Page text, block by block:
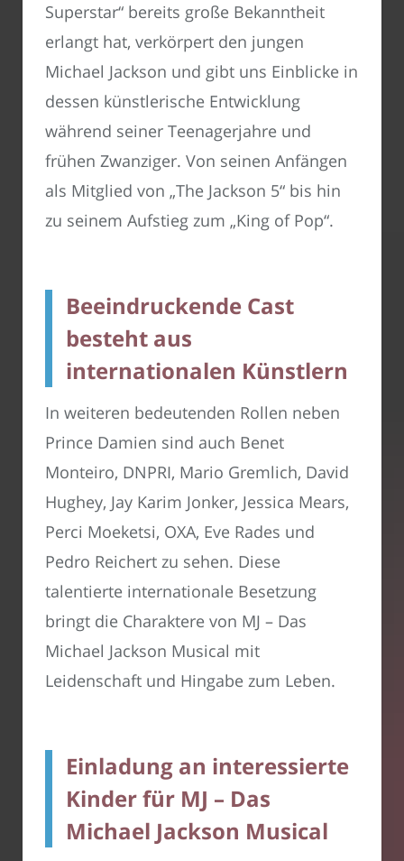
Superstar“ bereits große Bekanntheit
erlangt hat, verkörpert den jungen
Michael Jackson und gibt uns Einblicke in
dessen künstlerische Entwicklung
während seiner Teenagerjahre und
frühen Zwanziger. Von seinen Anfängen
als Mitglied von „The Jackson 5“ bis hin
zu seinem Aufstieg zum „King of Pop“.
Beeindruckende Cast
besteht aus
internationalen Künstlern
In weiteren bedeutenden Rollen neben
Prince Damien sind auch Benet
Monteiro, DNPRI, Mario Gremlich, David
Hughey, Jay Karim Jonker, Jessica Mears,
Perci Moeketsi, OXA, Eve Rades und
Pedro Reichert zu sehen. Diese
talentierte internationale Besetzung
bringt die Charaktere von MJ – Das
Michael Jackson Musical mit
Leidenschaft und Hingabe zum Leben.
Einladung an interessierte
Kinder für MJ – Das
Michael Jackson Musical